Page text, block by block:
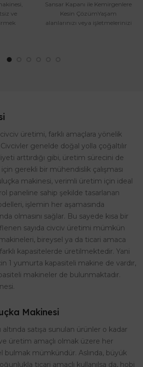
ve
Sansar Kapanı ile Kemirgenlere
Kesin ÇözümYaşam
alanlarınızı veya işletmelerinizi
üretimi, farklı amaçlara yönelik
Civcivler genelde doğal yolla çoğaltılır
arttırdığı gibi, üretim sürecini de
için gerekli bir mühendislik çalışması
makinesi, verimli üretim için ideal
paneline sahip şekilde tasarlanan
işlemin her aşamasında
olmasını sağlar. Bu sayede kısa bir
sayıda civciv üretimi mümkün
bireysel ya da ticari amaca
kapasitelerde üretilmektedir. Yani
1 yumurta kapasiteli makine de vardır,
makineler de bulunmaktadır.
Makinesi
altında satışa sunulan ürünler o kadar
üretim amaçlı olmak üzere her
bulmak mümkündür. Aslında, büyük
ticari amaçlı kullanılsa da, hobi